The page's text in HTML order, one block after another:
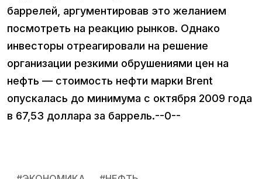
баррелей, аргументировав это желанием
посмотреть на реакцию рынков. Однако
инвесторы отреагировали на решение
организации резкими обрушениями цен на
нефть — стоимость нефти марки Brent
опускалась до минимума с октября 2009 года
в 67,53 доллара за баррель.--0--